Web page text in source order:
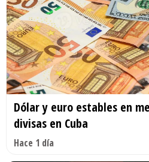
Dólar y euro estables en
divisas en Cuba
Hace 1 día